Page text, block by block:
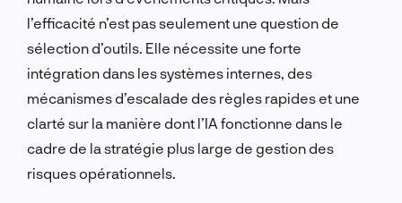
l’efficacité n’est pas seulement une question de
sélection d’outils. Elle nécessite une forte
intégration dans les systèmes internes, des
mécanismes d’escalade des règles rapides et une
clarté sur la manière dont l’IA fonctionne dans le
cadre de la stratégie plus large de gestion des
risques opérationnels.